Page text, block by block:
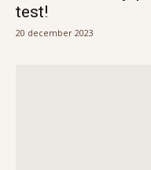
test!
20 december 2023